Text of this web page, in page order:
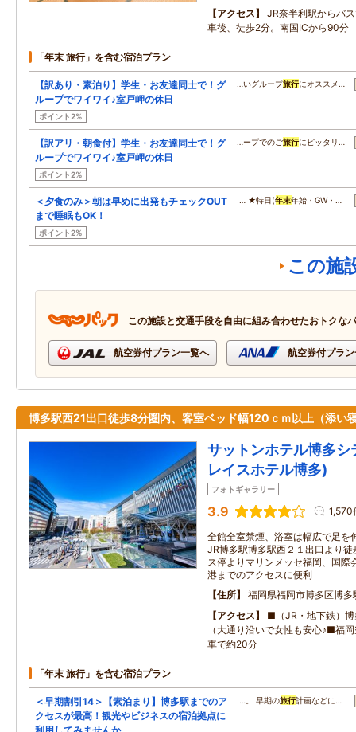
アクセス
JR奈半利駅からバ
車後、徒歩2分。南国ICから
「年末 旅行」を含む宿泊プラン
【訳あり・素泊り】学生・お友達同士で！グ
ループでワイワイ♪室戸岬の休日
ポイント2%
…いグループ旅行にオススメ…
【訳アリ・朝食付】学生・お友達同士で！グ
ループでワイワイ♪室戸岬の休日
ポイント2%
…ープでのご旅行にピッタリ…
＜夕食のみ＞朝は早めに出発もチェックOUT
まで睡眠もOK！
ポイント2%
… ★特日(年末年始・GW・…
この施
この施設と交通手段を自由に組み合わせたおトクな
航空券付プラン一覧へ 航空券付プラ
博多駅西21出口徒歩8分圏内、客室ベッド幅120ｃｍ以上（添い
サットンホテル博多
レイスホテル博多)
フォトギャラリー
3.9 1,570
全館全室禁煙、浴室は幅広で足を
JR博多駅博多駅西２１出口より
ス停よりマリンメッセ福岡、国際
港までのアクセスに便利
住所
福岡県福岡市博多区博
アクセス
■（JR・地下鉄）
（大通り沿いで女性も安心♪■福
車で約20分
「年末 旅行」を含む宿泊プラン
＜早期割引14＞【素泊まり】博多駅までのア
クセスが最高！観光やビジネスの宿泊拠点に
…。 早期の旅行計画などに…